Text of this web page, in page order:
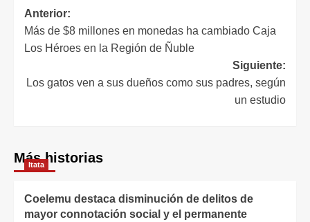
Anterior:
Más de $8 millones en monedas ha cambiado Caja
Los Héroes en la Región de Ñuble
Siguiente:
Los gatos ven a sus dueños como sus padres, según
un estudio
Más historias
Itata
Coelemu destaca disminución de delitos de
mayor connotación social y el permanente